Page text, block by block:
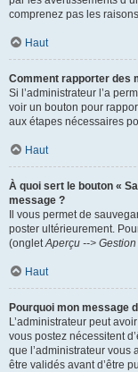
comprenez pas les
Haut
Comment rapporter des
Si l’administrateur l’a
voir un bouton pour
aux étapes nécessaires
Haut
À quoi sert le bouton «
message ?
Il vous permet de
poster ultérieurement.
(ongletAperçu -->
Haut
Pourquoi mon message
L’administrateur peut
vous postez nécessitent
que l’administrateur vous
être validés avant d’être